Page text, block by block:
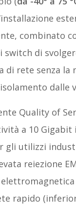
combinato
switch di
di rete senza la
dalle
Quality of
a 10
gli utilizzi
reiezione
rapido